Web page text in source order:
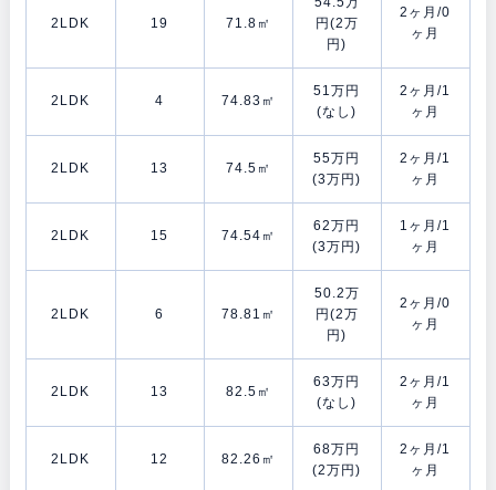
2LDK 19 71.8㎡
円(2万
円)
2ヶ月/0
ヶ月
2LDK 4 74.83㎡
51万円
(なし)
2ヶ月/1
ヶ月
2LDK 13 74.5㎡
55万円
(3万円)
2ヶ月/1
ヶ月
2LDK 15 74.54㎡
62万円
(3万円)
1ヶ月/1
ヶ月
2LDK 6 78.81㎡
50.2万
円(2万
円)
2ヶ月/0
ヶ月
2LDK 13 82.5㎡
63万円
(なし)
2ヶ月/1
ヶ月
2LDK 12 82.26㎡
68万円
(2万円)
2ヶ月/1
ヶ月